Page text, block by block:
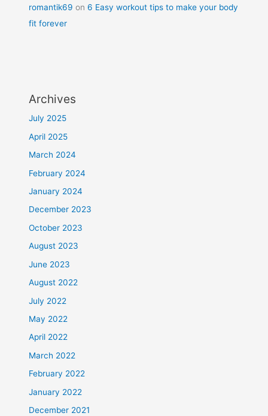
romantik69 on6 Easy workout tips to make your body
fit forever
Archives
July 2025
April 2025
March 2024
February 2024
January 2024
December 2023
October 2023
August 2023
June 2023
August 2022
July 2022
May 2022
April 2022
March 2022
February 2022
January 2022
December 2021